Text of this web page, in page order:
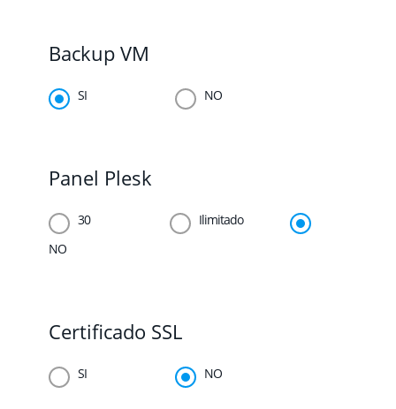
Backup VM
SI NO
Panel Plesk
30
Ilimitado
NO
Certificado SSL
SI NO